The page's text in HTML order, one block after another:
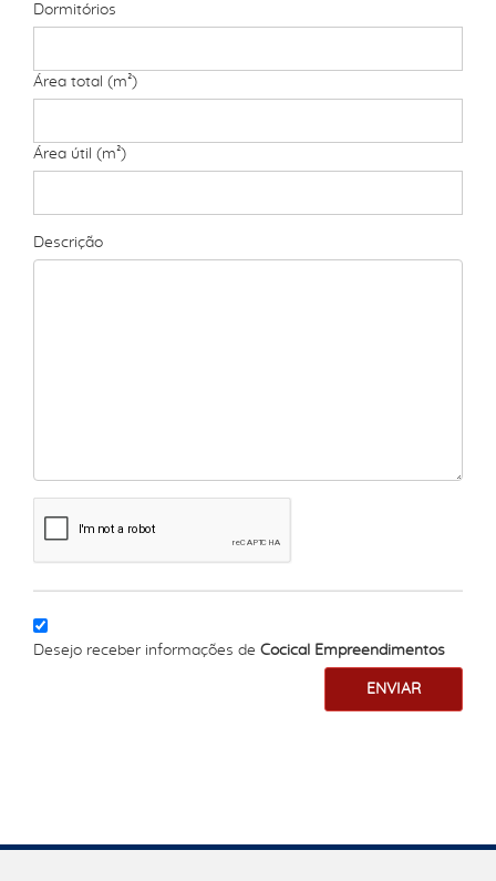
Dormitórios
Área total (m²)
Área útil (m²)
Descrição
Desejo receber informações de Cocical Empreendimentos
ENVIAR